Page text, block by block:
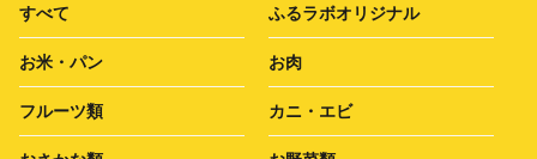
すべて ふるラボオリジナル
お米・パン お肉
フルーツ類 カニ・エビ